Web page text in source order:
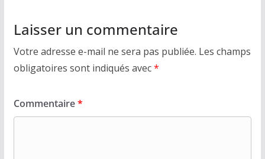
Laisser un commentaire
Votre adresse e-mail ne sera pas publiée. Les champs
obligatoires sont indiqués avec*
Commentaire*